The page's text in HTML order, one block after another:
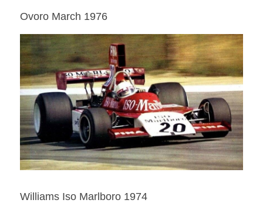
Ovoro March 1976
Williams Iso Marlboro 1974